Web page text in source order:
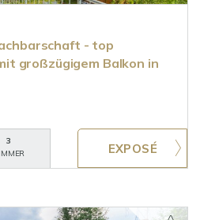
- top
großzügigem Balkon in
3